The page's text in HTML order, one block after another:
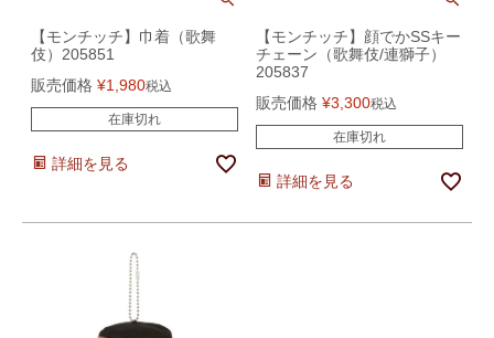
【モンチッチ】巾着（歌舞
伎）205851
販売価格 ¥1,980税込
在庫切れ
詳細を見る
【モンチッチ】顔でかSSキー
チェーン（歌舞伎/連獅子）
205837
販売価格 ¥3,300税込
在庫切れ
詳細を見る